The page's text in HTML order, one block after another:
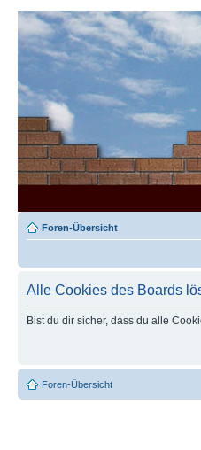
Foren-Übersicht
Alle Cookies des Boards
Bist du dir sicher, dass du alle
Foren-Übersicht